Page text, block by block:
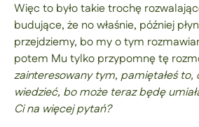
Więc to było takie trochę
budujące, że no właśnie, później
przejdziemy, bo my o tym
potem Mu tylko przypomnę tę
zainteresowany tym, pamiętałeś to,
wiedzieć, bo może teraz będę
Ci na więcej pytań?